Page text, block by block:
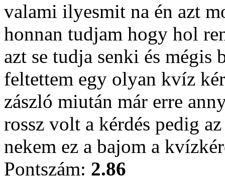
valami ilyesmit na én azt
honnan tudjam hogy hol
azt se tudja senki és mégis
feltettem egy olyan kvíz
zászló miután már erre
rossz volt a kérdés pedig
nekem ez a bajom a
Pontszám: 2.86